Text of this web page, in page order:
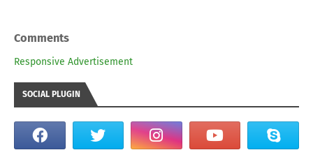
Comments
Responsive Advertisement
SOCIAL PLUGIN